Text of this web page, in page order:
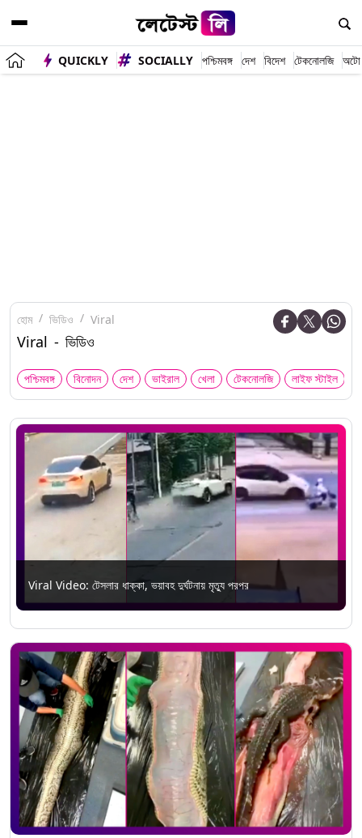
QUICKLY SOCIALLY পশ্চিমবঙ্গ দেশ বিদেশ টেকনোলজি অটো
হোম ভিডিও Viral
Viral - ভিডিও
পশ্চিমবঙ্গ বিনোদন দেশ ভাইরাল খেলা টেকনোলজি লাইফ স্টাইল
Viral Video: টেসলার ধাক্কা, ভয়াবহ দুর্ঘটনায় মৃত্যু পরপর